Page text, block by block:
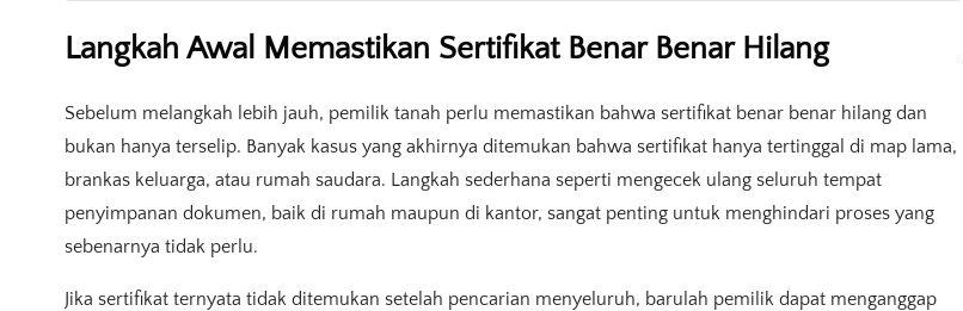
Langkah Awal Memastikan Sertifikat Benar Benar Hilang
Sebelum melangkah lebih jauh, pemilik tanah perlu memastikan bahwa sertifikat benar benar hilang dan
bukan hanya terselip. Banyak kasus yang akhirnya ditemukan bahwa sertifikat hanya tertinggal di map lama,
brankas keluarga, atau rumah saudara. Langkah sederhana seperti mengecek ulang seluruh tempat
penyimpanan dokumen, baik di rumah maupun di kantor, sangat penting untuk menghindari proses yang
sebenarnya tidak perlu.
Jika sertifikat ternyata tidak ditemukan setelah pencarian menyeluruh, barulah pemilik dapat menganggap